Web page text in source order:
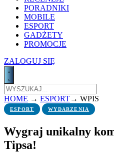
PORADNIKI
MOBILE
ESPORT
GADŻETY
PROMOCJE
ZALOGUJ SIĘ
HOME → ESPORT→ WPIS
ESPORT WYDARZENIA
Wygraj unikalny
Tipsa!